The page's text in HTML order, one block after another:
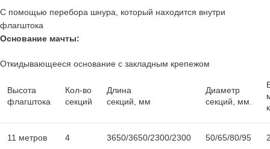
С помощью перебора шнура, который находится внутри
флагштока
Основание мачты:
Откидывающееся основание с закладным крепежом
Высота
флагштока
Кол-во
секций
Длина
секций, мм
Диаметр
секций, мм.
11 метров 4 3650/3650/2300/2300 50/65/80/95